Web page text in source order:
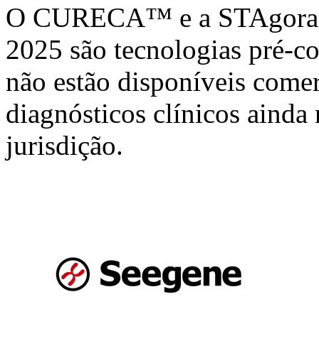
O CURECA™ e a
2025 são tecnologias pré-
não estão disponíveis
diagnósticos clínicos ainda
jurisdição.